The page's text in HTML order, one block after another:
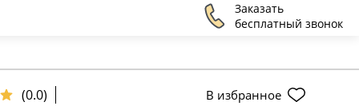
Заказать
бесплатный звонок
(0.0) В избранное